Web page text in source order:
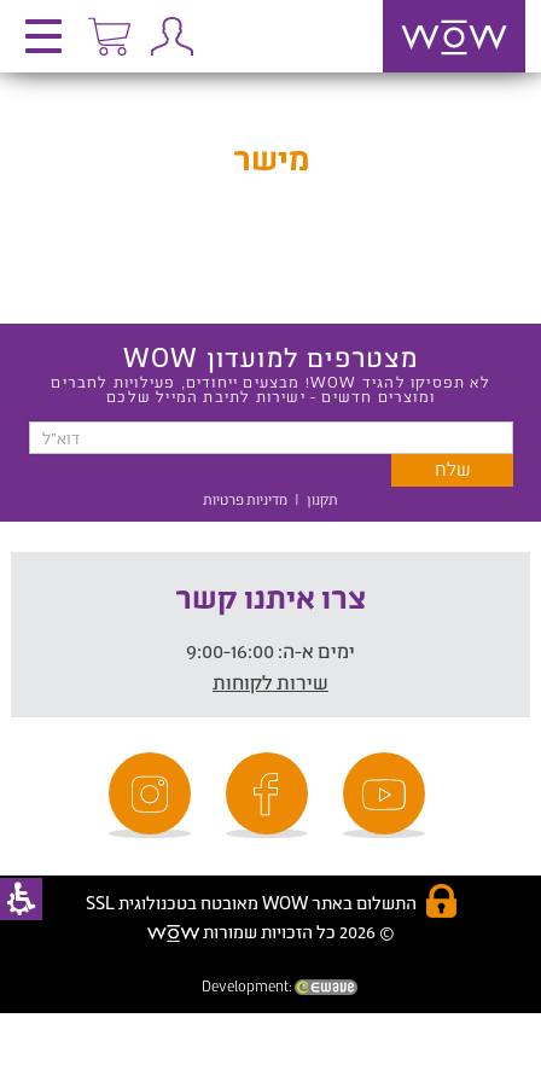
מישר
מצטרפים למועדון WOW
לא תפסיקו להגיד WOW! מבצעים ייחודים, פעילויות לחברים
ומוצרים חדשים - ישירות לתיבת המייל שלכם
תקנון | מדיניות פרטיות
צרו איתנו קשר
ימים א-ה:
שירות לקוחות
התשלום באתר WOW מאובטח בטכנולוגית SSL
© 2026 כל הזכויות שמורות
Development: